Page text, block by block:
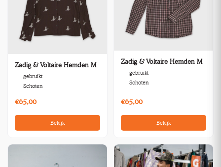
Zadig & Voltaire Hemden M
gebruikt
Schoten
€65,00
Bekijk
Zadig & Voltaire Hemden M
gebruikt
Schoten
€65,00
Bekijk